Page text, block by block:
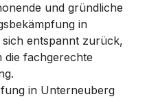
und gründliche
in
entspannt zurück,
fachgerechte
in Unterneuberg